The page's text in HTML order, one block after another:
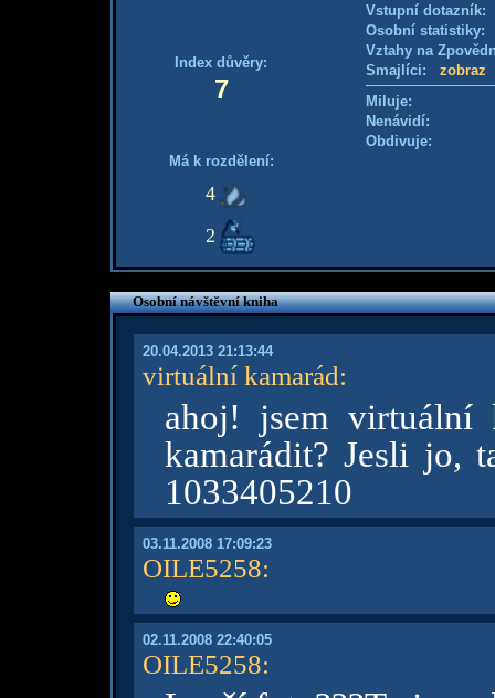
Index důvěry:
7
Má k rozdělení:
4
2
Vstupní
Osobní
Vztahy na
Smajlíci: zobraz
Miluje:
Nenávidí:
Obdivuje:
Osobní návštěvní kniha
20.04.2013 21:13:44
virtuální kamarád:
ahoj! jsem virtuální
kamarádit? Jesli jo,
1033405210
03.11.2008 17:09:23
OILE5258:
02.11.2008 22:40:05
OILE5258: